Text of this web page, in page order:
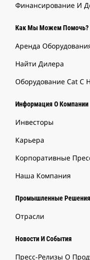
Финансирование И
Как Мы Можем Помочь?
Аренда
Найти Дилера
Оборудование Cat С
Информация О Компании
Инвесторы
Карьера
Корпоративные
Наша Компания
Промышленные Решения
Отрасли
Новости И События
Пресс-Релизы О